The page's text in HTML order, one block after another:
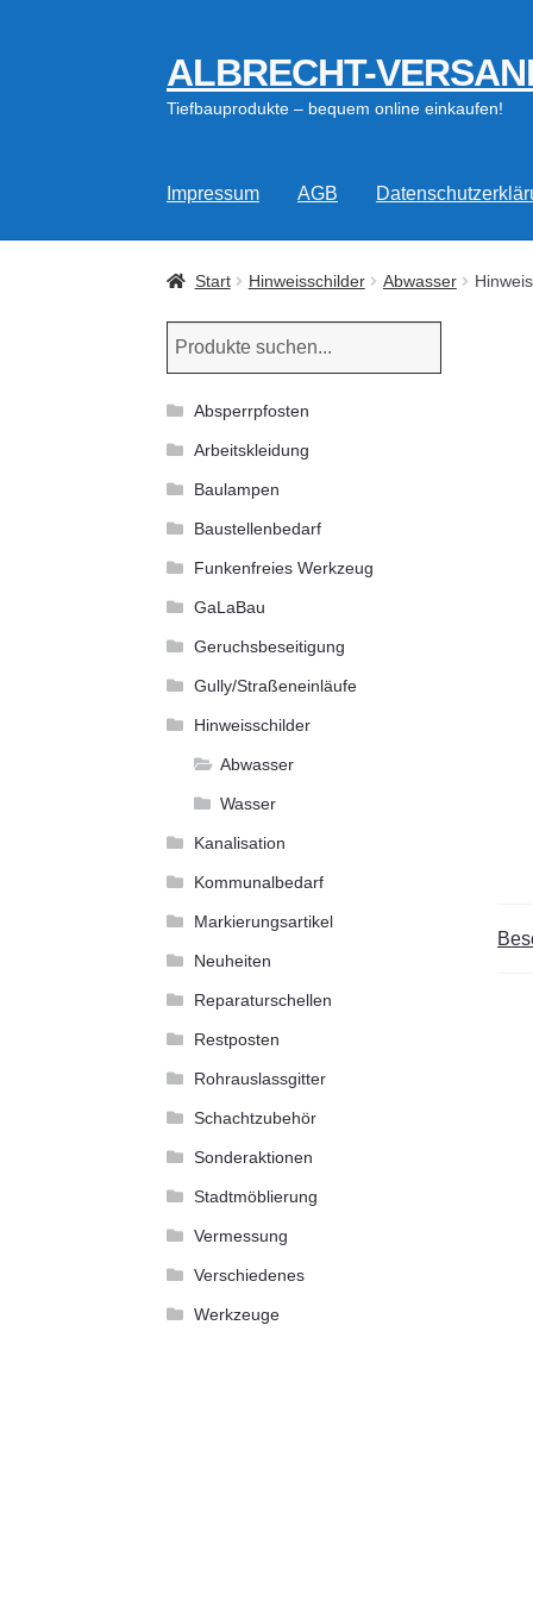
Zur
Navigation
springen
Zum
Inhalt
springen
ALBRECHT-
Tiefbauprodukte – bequem online einkaufen!
Impressum AGB
Start Hinweisschilder Abwasser
Absperrpfosten
Arbeitskleidung
Baulampen
Baustellenbedarf
Funkenfreies Werkzeug
GaLaBau
Geruchsbeseitigung
Gully/Straßeneinläufe
Hinweisschilder
Abwasser
Wasser
Kanalisation
Kommunalbedarf
Markierungsartikel
Neuheiten
Reparaturschellen
Restposten
Rohrauslassgitter
Schachtzubehör
Sonderaktionen
Stadtmöblierung
Vermessung
Verschiedenes
Werkzeuge